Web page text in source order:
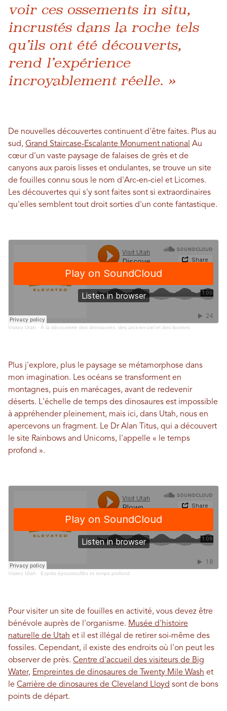
voir ces ossements in situ,
incrustés dans la roche tels
qu’ils ont été découverts,
rend l’expérience
incroyablement réelle. »
De nouvelles découvertes continuent d'être faites. Plus au
sud, Grand Staircase-Escalante Monument national Au
cœur d'un vaste paysage de falaises de grès et de
canyons aux parois lisses et ondulantes, se trouve un site
de fouilles connu sous le nom d'Arc-en-ciel et Licornes.
Les découvertes qui s'y sont faites sont si extraordinaires
qu'elles semblent tout droit sorties d'un conte fantastique.
Visitez Utah · À la découverte des dinosaures, des arcs-en-ciel et des licornes
Plus j'explore, plus le paysage se métamorphose dans
mon imagination. Les océans se transforment en
montagnes, puis en marécages, avant de redevenir
déserts. L'échelle de temps des dinosaures est impossible
à appréhender pleinement, mais ici, dans Utah, nous en
apercevons un fragment. Le Dr Alan Titus, qui a découvert
le site Rainbows and Unicorns, l'appelle « le temps
profond ».
Visitez Utah · Esprits époustouflés et temps profond
Pour visiter un site de fouilles en activité, vous devez être
bénévole auprès de l'organisme. Musée d'histoire
naturelle de Utah et il est illégal de retirer soi-même des
fossiles. Cependant, il existe des endroits où l'on peut les
observer de près. Centre d'accueil des visiteurs de Big
Water, Empreintes de dinosaures de Twenty Mile Wash et
le Carrière de dinosaures de Cleveland Lloyd sont de bons
points de départ.